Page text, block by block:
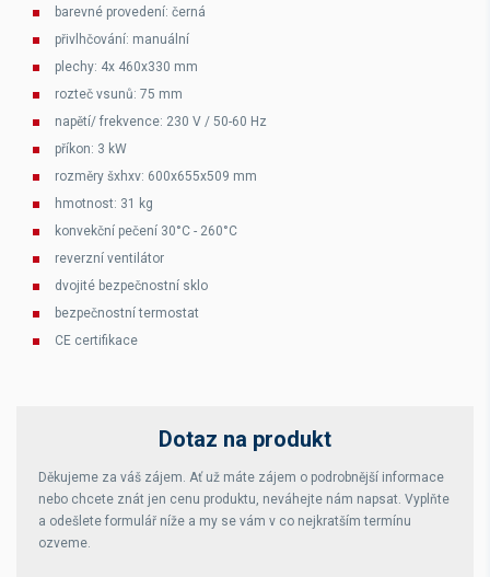
barevné provedení: černá
přivlhčování: manuální
plechy: 4x 460x330 mm
rozteč vsunů: 75 mm
napětí/ frekvence: 230 V / 50-60 Hz
příkon: 3 kW
rozměry šxhxv: 600x655x509 mm
hmotnost: 31 kg
konvekční pečení 30°C - 260°C
reverzní ventilátor
dvojité bezpečnostní sklo
bezpečnostní termostat
CE certifikace
Dotaz na produkt
Děkujeme za váš zájem. Ať už máte zájem o podrobnější informace
nebo chcete znát jen cenu produktu, neváhejte nám napsat. Vyplňte
a odešlete formulář níže a my se vám v co nejkratším termínu
ozveme.